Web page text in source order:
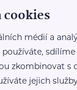
cookies
médií a
zkombinovat
jejich